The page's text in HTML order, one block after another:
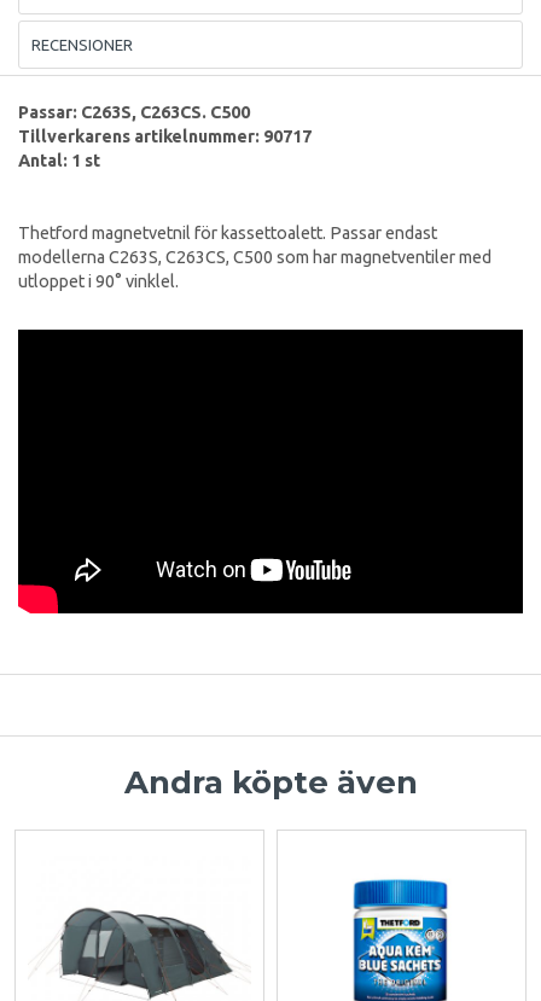
RECENSIONER
Passar: C263S, C263CS. C500
Tillverkarens artikelnummer: 90717
Antal: 1 st
Thetford magnetvetnil för kassettoalett. Passar endast
modellerna C263S, C263CS, C500 som har magnetventiler med
utloppet i 90° vinklel.
Andra köpte även